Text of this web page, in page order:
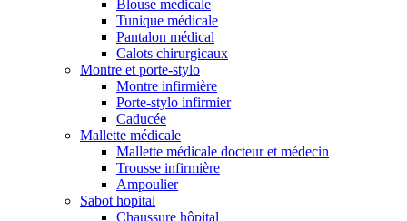
Blouse médicale
Tunique médicale
Pantalon médical
Calots chirurgicaux
Montre et porte-stylo
Montre infirmière
Porte-stylo infirmier
Caducée
Mallette médicale
Mallette médicale docteur et médecin
Trousse infirmière
Ampoulier
Sabot hopital
Chaussure hôpital